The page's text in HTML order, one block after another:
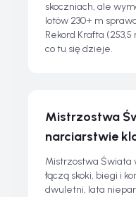
skoczniach, ale
lotów 230+ m
Rekord Krafta
co tu się dzieje.
Mistrzostwa
narciarstwie
Mistrzostwa Świata
łączą skoki, biegi i
dwuletni, lata